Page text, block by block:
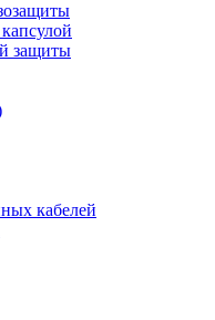
защиты
кабелей